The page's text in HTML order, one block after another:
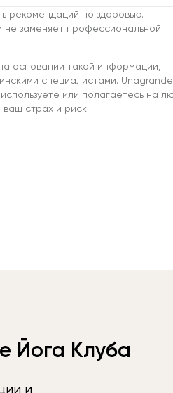
рекомендаций по здоровью.
не заменяет профессиональной
основании такой информации,
специалистами. Unagrande
или полагаетесь на
страх и риск.
Йога Клуба
и